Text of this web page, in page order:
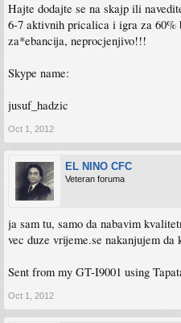
Hajte dodajte se na skajp ili
6-7 aktivnih pricalica i igra za 60%
za*ebancija, neprocjenjivo!!!
Skype name:
jusuf_hadzic
Oct 1, 2012
EL NINO CFC
Veteran foruma
ja sam tu, samo da nabavim
vec duze vrijeme.se nakanjujem da
Sent from my GT-I9001 using
Oct 1, 2012